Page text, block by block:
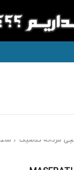
مردانه کلاسیک /